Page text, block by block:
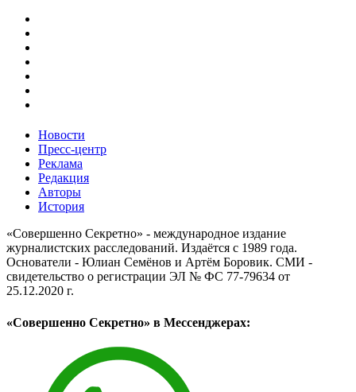
Новости
Пресс-центр
Реклама
Редакция
Авторы
История
«Совершенно Секретно» - международное издание
журналистских расследований. Издаётся с 1989 года.
Основатели - Юлиан Семёнов и Артём Боровик. CМИ -
свидетельство о регистрации ЭЛ № ФС 77-79634 от
25.12.2020 г.
«Совершенно Секретно» в Мессенджерах: